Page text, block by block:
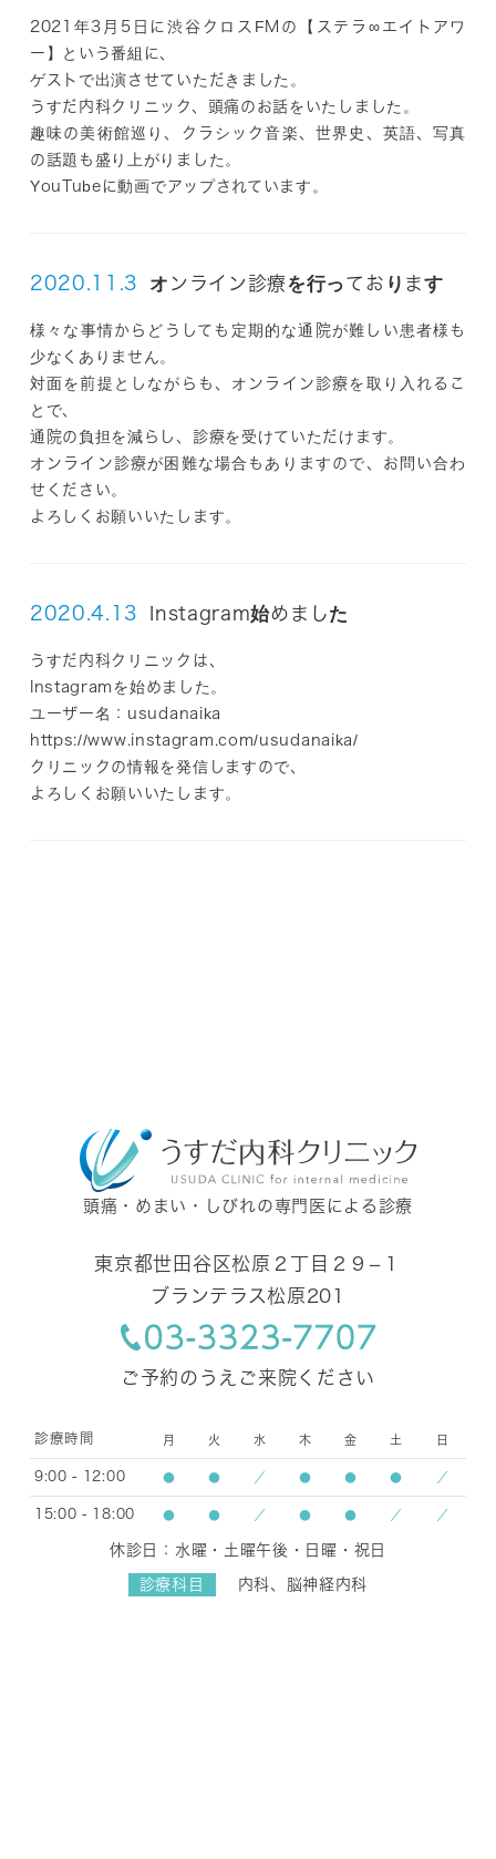
2021年3月5日に渋谷クロスFMの【ステラ∞エイトアワ
ー】という番組に、
ゲストで出演させていただきました。
うすだ内科クリニック、頭痛のお話をいたしました。
趣味の美術館巡り、クラシック音楽、世界史、英語、写真
の話題も盛り上がりました。
YouTubeに動画でアップされています。
2020.11.3 オンライン診療を行っております
様々な事情からどうしても定期的な通院が難しい患者様も
少なくありません。
対面を前提としながらも、オンライン診療を取り入れるこ
とで、
通院の負担を減らし、診療を受けていただけます。
オンライン診療が困難な場合もありますので、お問い合わ
せください。
よろしくお願いいたします。
2020.4.13 Instagram始めました
うすだ内科クリニックは、
Instagramを始めました。
ユーザー名：usudanaika
https://www.instagram.com/usudanaika/
クリニックの情報を発信しますので、
よろしくお願いいたします。
頭痛・めまい・しびれの専門医による診療
東京都世田谷区松原２丁目２９−１
ブランテラス松原201
ご予約のうえご来院ください
診療時間 月 火 水 木 金 土 日
9:00 - 12:00 ● ● ／ ● ● ● ／
15:00 - 18:00 ● ● ／ ● ● ／ ／
休診日：水曜・土曜午後・日曜・祝日
診療科目 内科、脳神経内科